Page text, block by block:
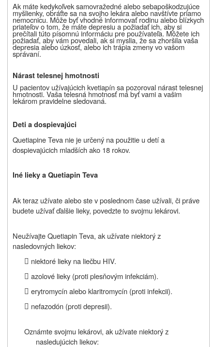
Ak máte kedykoľvek samovražedné alebo sebapoškodzujúce
myšlienky, obráťte sa na svojho lekára alebo navštívte priamo
nemocnicu. Môže byť vhodné informovať rodinu alebo blízkych
priateľov o tom, že máte depresiu a požiadať ich, aby si
prečítali túto písomnú informáciu pre používateľa. Môžete ich
požiadať, aby vám povedali, ak si myslia, že sa zhoršila vaša
depresia alebo úzkosť, alebo ich trápia zmeny vo vašom
správaní.
Nárast telesnej hmotnosti
U pacientov užívajúcich kvetiapín sa pozoroval nárast telesnej
hmotnosti. Vaša telesná hmotnosť má byť vami a vašim
lekárom pravidelne sledovaná.
Deti a dospievajúci
Quetiapine Teva nie je určený na použitie u detí a
dospievajúcich mladších ako 18 rokov.
Iné lieky a Quetiapin Teva
Ak teraz užívate alebo ste v poslednom čase užívali, či práve
budete užívať ďalšie lieky, povedzte to svojmu lekárovi.
Neužívajte Quetiapin Teva, ak užívate niektorý z
nasledovných liekov:
 niektoré lieky na liečbu HIV.
 azolové lieky (proti plesňovým infekciám).
 erytromycín alebo klaritromycín (proti infekcii).
 nefazodón (proti depresii).
Oznámte svojmu lekárovi, ak užívate niektorý z
nasledujúcich liekov: